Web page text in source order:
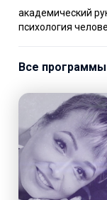
академический
психология
Все